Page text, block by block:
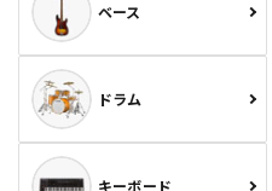
ベース
ドラム
キーボード